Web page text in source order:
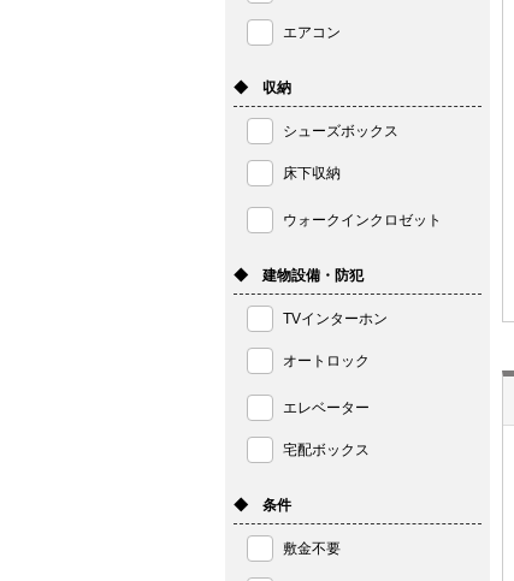
エアコン
◆ 収納
シューズボックス
床下収納
ウォークインクロゼット
◆ 建物設備・防犯
TVインターホン
オートロック
エレベーター
宅配ボックス
◆ 条件
敷金不要